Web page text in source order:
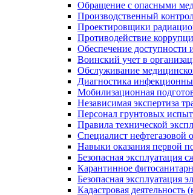
Обращение с опасными
Производственный
Проектировщики
Противодействие
Обеспечение доступности
Воинский учет в
Обслуживание
Диагностика
Мобилизационная
Независимая экспертиза
Персонал грунтовых
Правила технической
Специалист нефтегазовой
Навыки оказания первой
Безопасная эксплуатация
Карантинное
Безопасная эксплуатация
Кадастровая